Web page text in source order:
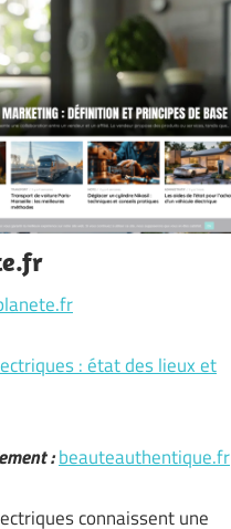
: état des lieux et
:beauteauthentique.fr
connaissent une